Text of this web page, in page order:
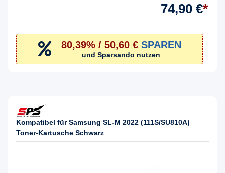
74,90 €*
80,39% / 50,60 € SPAREN
und Sparsando nutzen
Kompatibel für Samsung SL-M 2022 (111S/SU810A)
Toner-Kartusche Schwarz